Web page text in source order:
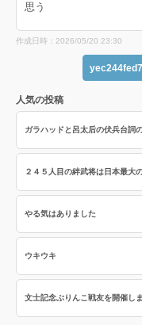
思う
作成日時：2026/05/20 23:30
人気の投稿
ガラハッドと呂太后の伏兵台詞
やる気はありました
ウキウキ
文士記念ぶりんこ戦友を開催し